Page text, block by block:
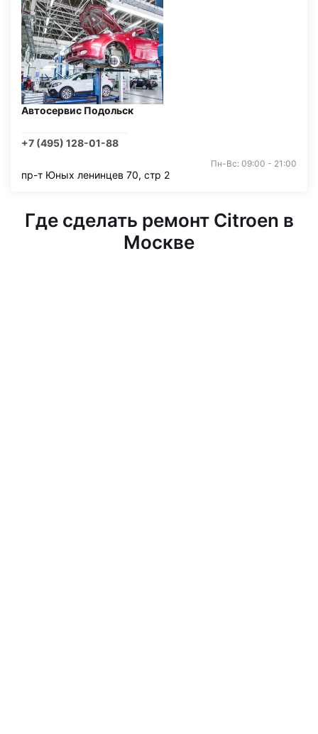
Автосервис Подольск
+7 (495) 128-01-88
Пн-Вс: 09:00 - 21:00
пр-т Юных ленинцев 70, стр 2
Где сделать ремонт Citroen в
Москве